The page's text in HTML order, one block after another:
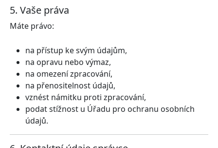
5. Vaše práva
Máte právo:
na přístup ke svým údajům,
na opravu nebo výmaz,
na omezení zpracování,
na přenositelnost údajů,
vznést námitku proti zpracování,
podat stížnost u Úřadu pro ochranu osobních
údajů.